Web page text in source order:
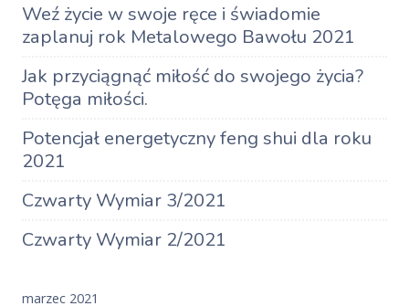
Weź życie w swoje ręce i świadomie
zaplanuj rok Metalowego Bawołu 2021
Jak przyciągnąć miłość do swojego życia?
Potęga miłości.
Potencjał energetyczny feng shui dla roku
2021
Czwarty Wymiar 3/2021
Czwarty Wymiar 2/2021
marzec 2021